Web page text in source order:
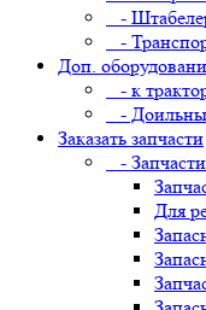
-
-
Доп.
- к
-
Заказать запчасти
-
Для